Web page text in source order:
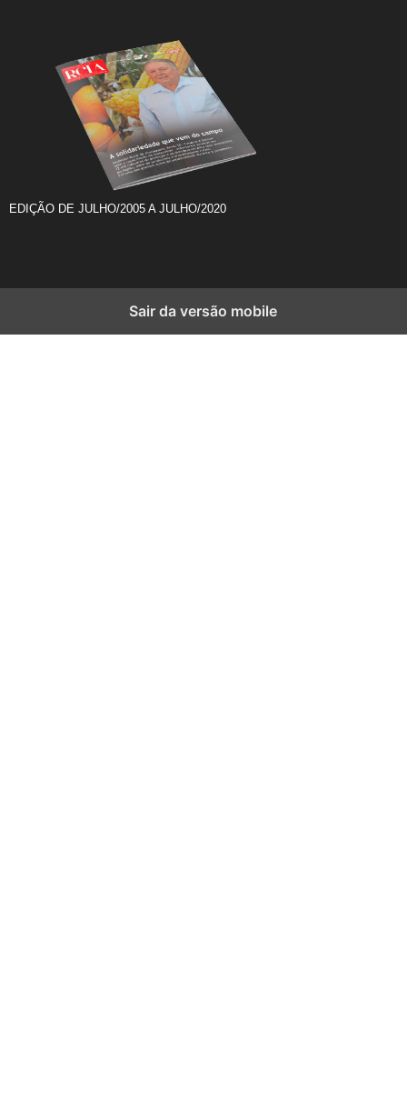
EDIÇÃO DE JULHO/2005 A JULHO/2020
Sair da versão mobile